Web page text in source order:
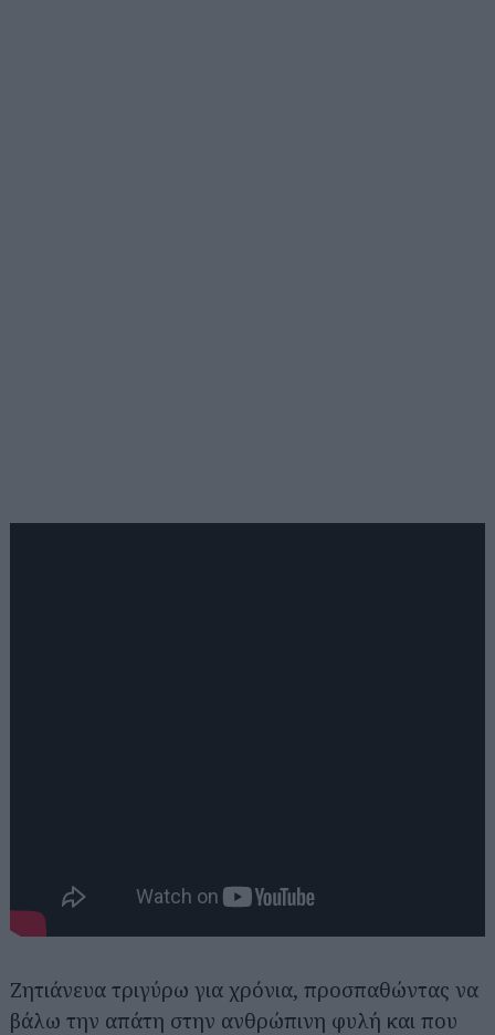
Ζητιάνευα τριγύρω για χρόνια, προσπαθώντας να
βάλω την απάτη στην ανθρώπινη φυλή και που